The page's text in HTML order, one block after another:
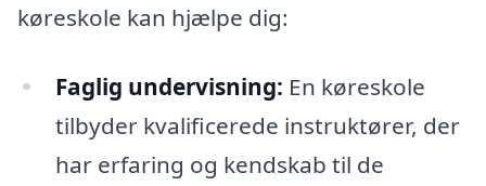
køreskole kan hjælpe dig:
Faglig undervisning: En køreskole
tilbyder kvalificerede instruktører, der
har erfaring og kendskab til de